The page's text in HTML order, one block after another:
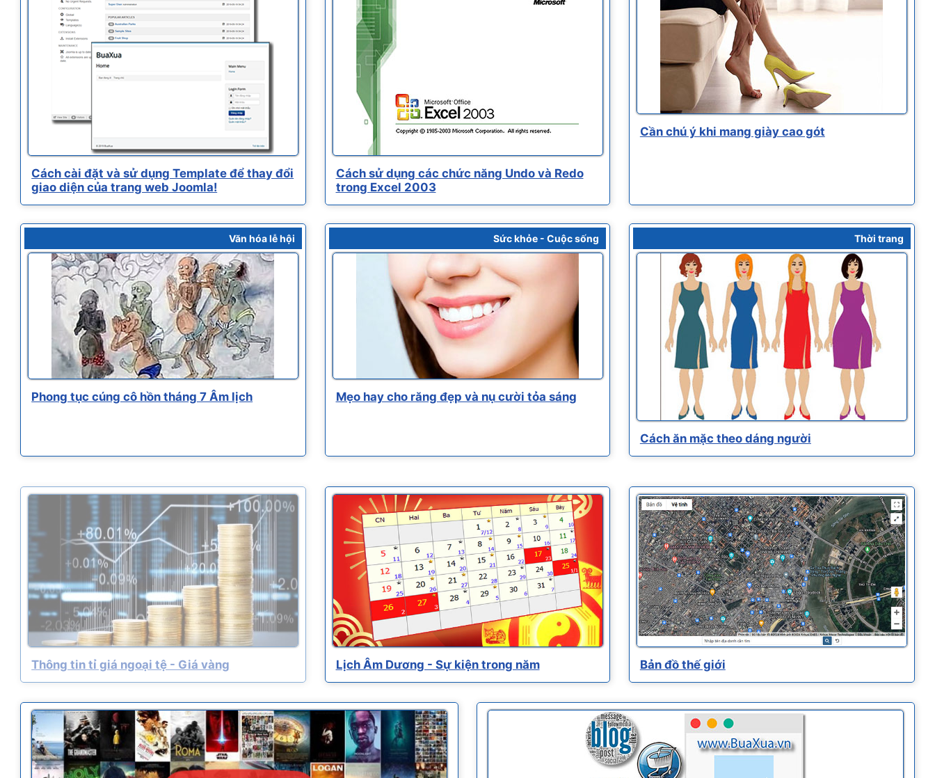
Cách cài đặt và sử dụng Template để thay đổi
giao diện của trang web Joomla!
Cách sử dụng các chức năng Undo và Redo
trong Excel 2003
Cần chú ý khi mang giày cao gót
Văn hóa lễ hội
Phong tục cúng cô hồn tháng 7 Âm lịch
Sức khỏe - Cuộc sống
Mẹo hay cho răng đẹp và nụ cười tỏa sáng
Thời trang
Cách ăn mặc theo dáng người
Thông tin tỉ giá ngoại tệ - Giá vàng Lịch Âm Dương - Sự kiện trong năm Bản đồ thế giới